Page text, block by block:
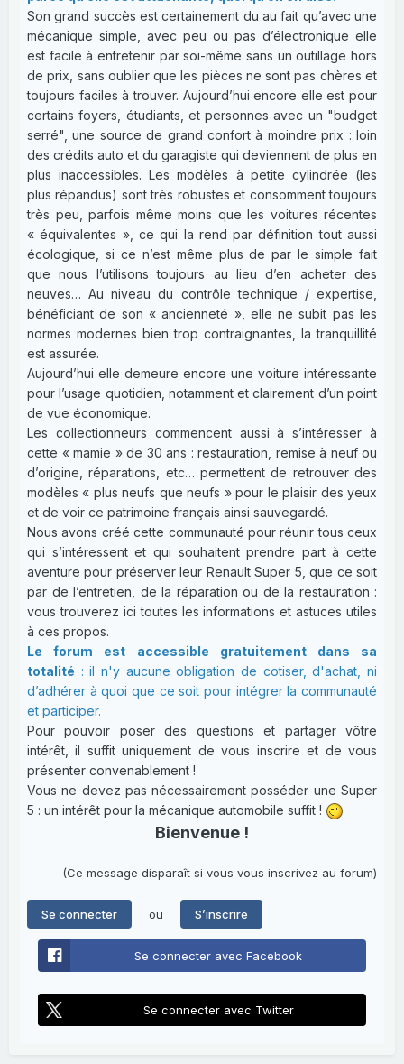
Son grand succès est certainement du au fait qu’avec une
mécanique simple, avec peu ou pas d’électronique elle
est facile à entretenir par soi-même sans un outillage hors
de prix, sans oublier que les pièces ne sont pas chères et
toujours faciles à trouver. Aujourd’hui encore elle est pour
certains foyers, étudiants, et personnes avec un "budget
serré", une source de grand confort à moindre prix : loin
des crédits auto et du garagiste qui deviennent de plus en
plus inaccessibles. Les modèles à petite cylindrée (les
plus répandus) sont très robustes et consomment toujours
très peu, parfois même moins que les voitures récentes
« équivalentes », ce qui la rend par définition tout aussi
écologique, si ce n’est même plus de par le simple fait
que nous l’utilisons toujours au lieu d’en acheter des
neuves… Au niveau du contrôle technique / expertise,
bénéficiant de son « ancienneté », elle ne subit pas les
normes modernes bien trop contraignantes, la tranquillité
est assurée.
Aujourd’hui elle demeure encore une voiture intéressante
pour l’usage quotidien, notamment et clairement d’un point
de vue économique.
Les collectionneurs commencent aussi à s’intéresser à
cette « mamie » de 30 ans : restauration, remise à neuf ou
d’origine, réparations, etc… permettent de retrouver des
modèles « plus neufs que neufs » pour le plaisir des yeux
et de voir ce patrimoine français ainsi sauvegardé.
Nous avons créé cette communauté pour réunir tous ceux
qui s’intéressent et qui souhaitent prendre part à cette
aventure pour préserver leur Renault Super 5, que ce soit
par de l’entretien, de la réparation ou de la restauration :
vous trouverez ici toutes les informations et astuces utiles
à ces propos.
Le forum est accessible gratuitement dans sa
totalité : il n'y aucune obligation de cotiser, d'achat, ni
d’adhérer à quoi que ce soit pour intégrer la communauté
et participer.
Pour pouvoir poser des questions et partager vôtre
intérêt, il suffit uniquement de vous inscrire et de vous
présenter convenablement !
Vous ne devez pas nécessairement posséder une Super
5 : un intérêt pour la mécanique automobile suffit !
Bienvenue !
(Ce message disparaît si vous vous inscrivez au forum)
Se connecter ou S’inscrire
Se connecter avec Facebook
Se connecter avec Twitter